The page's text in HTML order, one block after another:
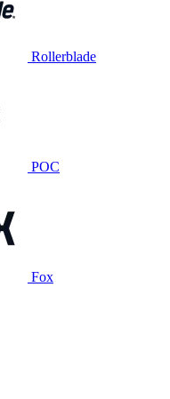
Rollerblade
POC
Fox